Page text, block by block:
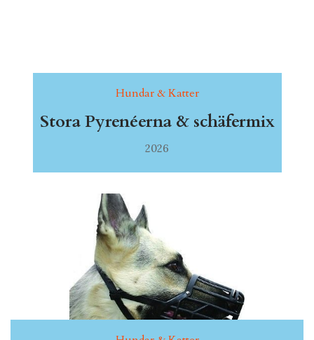
Hundar & Katter
Stora Pyrenéerna & schäfermix
2026